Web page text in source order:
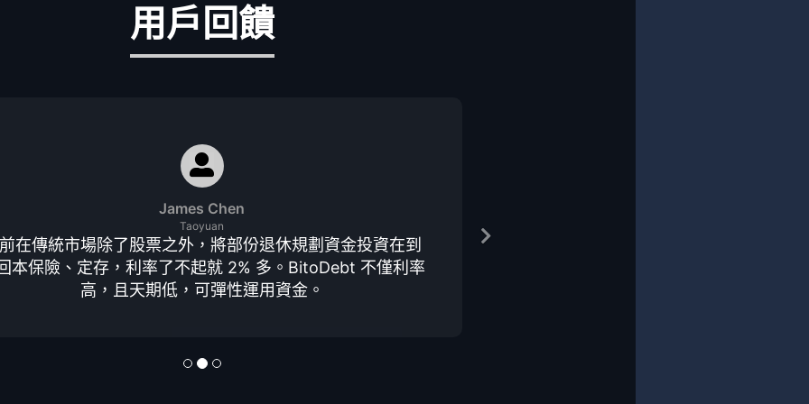
用戶回饋
James Chen
Taoyuan
在傳統市場除了股票之外，將部份退休規劃資金投資在到
本保險、定存，利率了不起就 2% 多。BitoDebt 不僅利率
高，且天期低，可彈性運用資金。